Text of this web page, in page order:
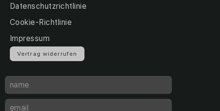
Datenschutzrichtlinie
Cookie-Richtlinie
Impressum
Vertrag widerrufen